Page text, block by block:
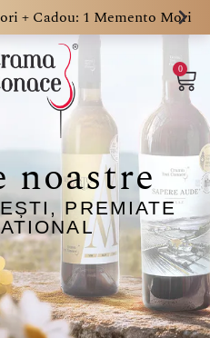
+ Cadou: 1 Memento Mori
0
PREMIATE